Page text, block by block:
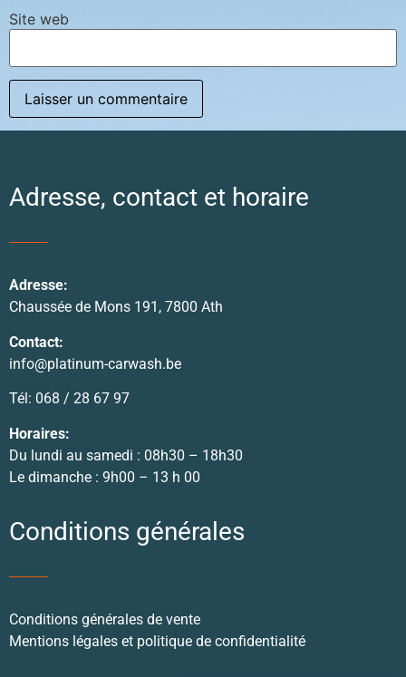
Site web
Adresse, contact et horaire
Adresse:
Chaussée de Mons 191, 7800 Ath
Contact:
info@platinum-carwash.be
Tél: 068 / 28 67 97
Horaires:
Du lundi au samedi : 08h30 – 18h30
Le dimanche : 9h00 – 13 h 00
Conditions générales
Conditions générales de vente
Mentions légales et politique de confidentialité